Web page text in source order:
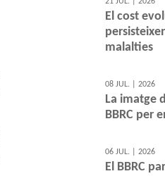
El cost
malalties
08 JUL. | 2026
La imatge
BBRC per
06 JUL. | 2026
El BBRC